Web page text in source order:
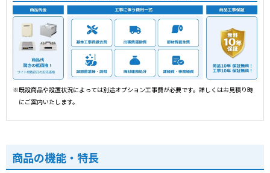
※既設商品や設置状況によっては別途オプション工事費が必要です。詳しくはお見積り時
にご案内いたします。
商品の機能・特長